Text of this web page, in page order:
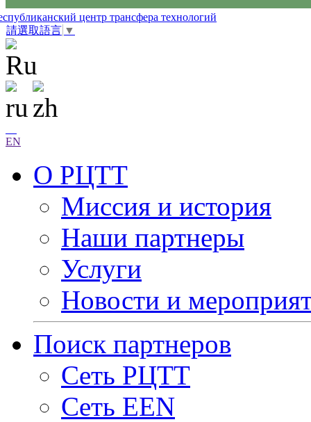
центр трансфера технологий
請選取語言 ▼
EN
О РЦТТ
Миссия и история
Наши партнеры
Услуги
Новости и
Поиск партнеров
Сеть РЦТТ
Сеть EEN